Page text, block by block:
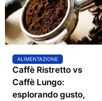
ALIMENTAZIONE
Caffè Ristretto vs
Caffè Lungo:
esplorando gusto,